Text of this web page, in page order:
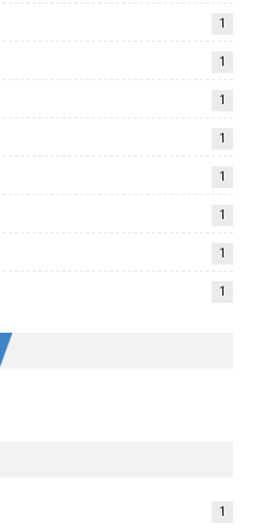
1
1
1
1
1
1
1
1
1